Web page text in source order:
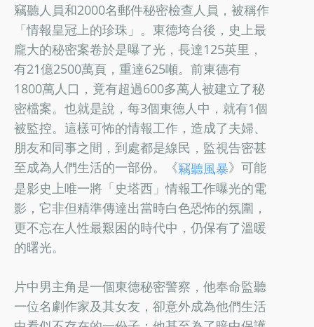
竊聽人員和2000名郵件秘密檢查人員，被稱作
「情報皇冠上的珍珠」。東德垮台後，史上最
龐大的秘密案卷於是曝了光，長達125英里，
有21億2500萬頁，重達625噸。前東德有
1800萬人口，竟有超過600多萬人被建立了秘
密檔案。也就是說，每3個東德人中，就有1個
被監控。這樣可怖的情報工作，造成了夫婦、
朋友和同事之間，到處都是線民，監視告密甚
至成為人們生活的一部份。《竊聽風暴》可能
是影史上唯一將「史塔西」情報工作曝光的電
影，它非但精準傳達出當時白色恐怖的氛圍，
更不忘在人性最艱困的時代中，仍保有了溫暖
的曙光。
片中男主角是一個東德秘密警察，他奉命監聽
一位名劇作家及其女友，卻意外成為他們生活